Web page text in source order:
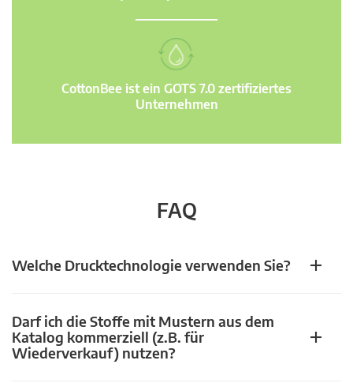
CottonBee ist ein GOTS 7.0 zertifiziertes
Unternehmen
FAQ
Welche Drucktechnologie verwenden Sie?
Darf ich die Stoffe mit Mustern aus dem
Katalog kommerziell (z.B. für
Wiederverkauf) nutzen?